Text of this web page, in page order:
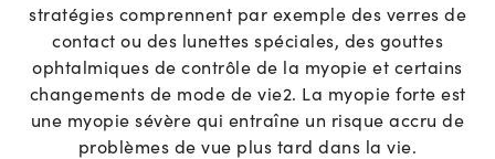
stratégies comprennent par exemple des verres de
contact ou des lunettes spéciales, des gouttes
ophtalmiques de contrôle de la myopie et certains
changements de mode de vie2. La myopie forte est
une myopie sévère qui entraîne un risque accru de
problèmes de vue plus tard dans la vie.